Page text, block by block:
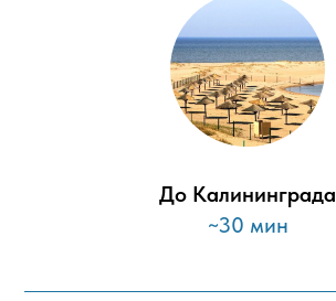
До Калининграда
~30 мин